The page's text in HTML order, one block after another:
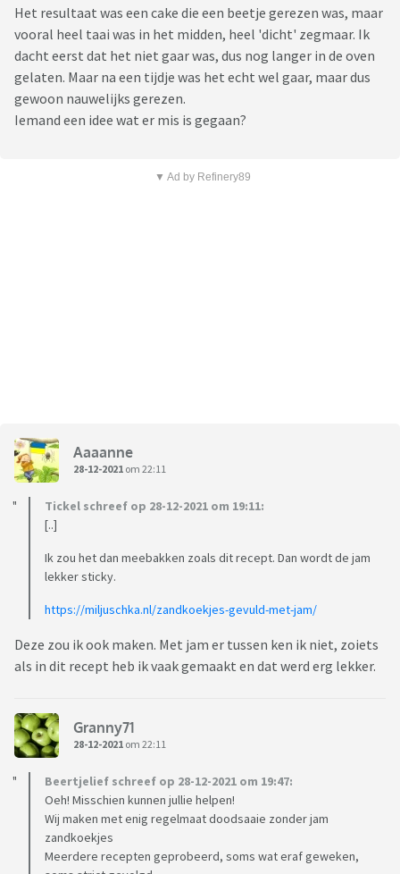
Het resultaat was een cake die een beetje gerezen was, maar
vooral heel taai was in het midden, heel 'dicht' zegmaar. Ik
dacht eerst dat het niet gaar was, dus nog langer in de oven
gelaten. Maar na een tijdje was het echt wel gaar, maar dus
gewoon nauwelijks gerezen.
Iemand een idee wat er mis is gegaan?
▼ Ad by Refinery89
Aaaanne
28-12-2021 om 22:11
Tickel schreef op 28-12-2021 om 19:11:
[..]
Ik zou het dan meebakken zoals dit recept. Dan wordt de jam
lekker sticky.
https://miljuschka.nl/zandkoekjes-gevuld-met-jam/
Deze zou ik ook maken. Met jam er tussen ken ik niet, zoiets
als in dit recept heb ik vaak gemaakt en dat werd erg lekker.
Granny71
28-12-2021 om 22:11
Beertjelief schreef op 28-12-2021 om 19:47:
Oeh! Misschien kunnen jullie helpen!
Wij maken met enig regelmaat doodsaaie zonder jam
zandkoekjes
Meerdere recepten geprobeerd, soms wat eraf geweken,